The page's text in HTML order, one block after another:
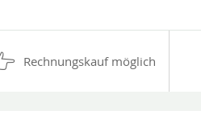
Rechnungskauf möglich